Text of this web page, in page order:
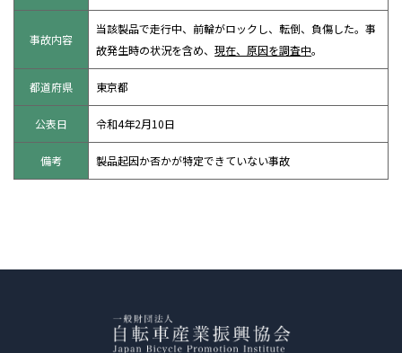
事故内容
当該製品で走行中、前輪がロックし、転倒、負傷した。事
故発生時の状況を含め、現在、原因を調査中。
都道府県 東京都
公表日 令和4年2月10日
備考 製品起因か否かが特定できていない事故